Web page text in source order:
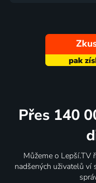
Přes 140
Můžeme o Lepší.TV
nadšených uživatelů ví